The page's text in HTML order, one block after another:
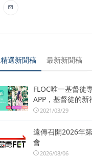
精選新聞稿 最新新聞稿
FLOC唯一基督徒
APP，基督徒的新
2021/03/29
遠傳召開2026年
會
2026/08/06